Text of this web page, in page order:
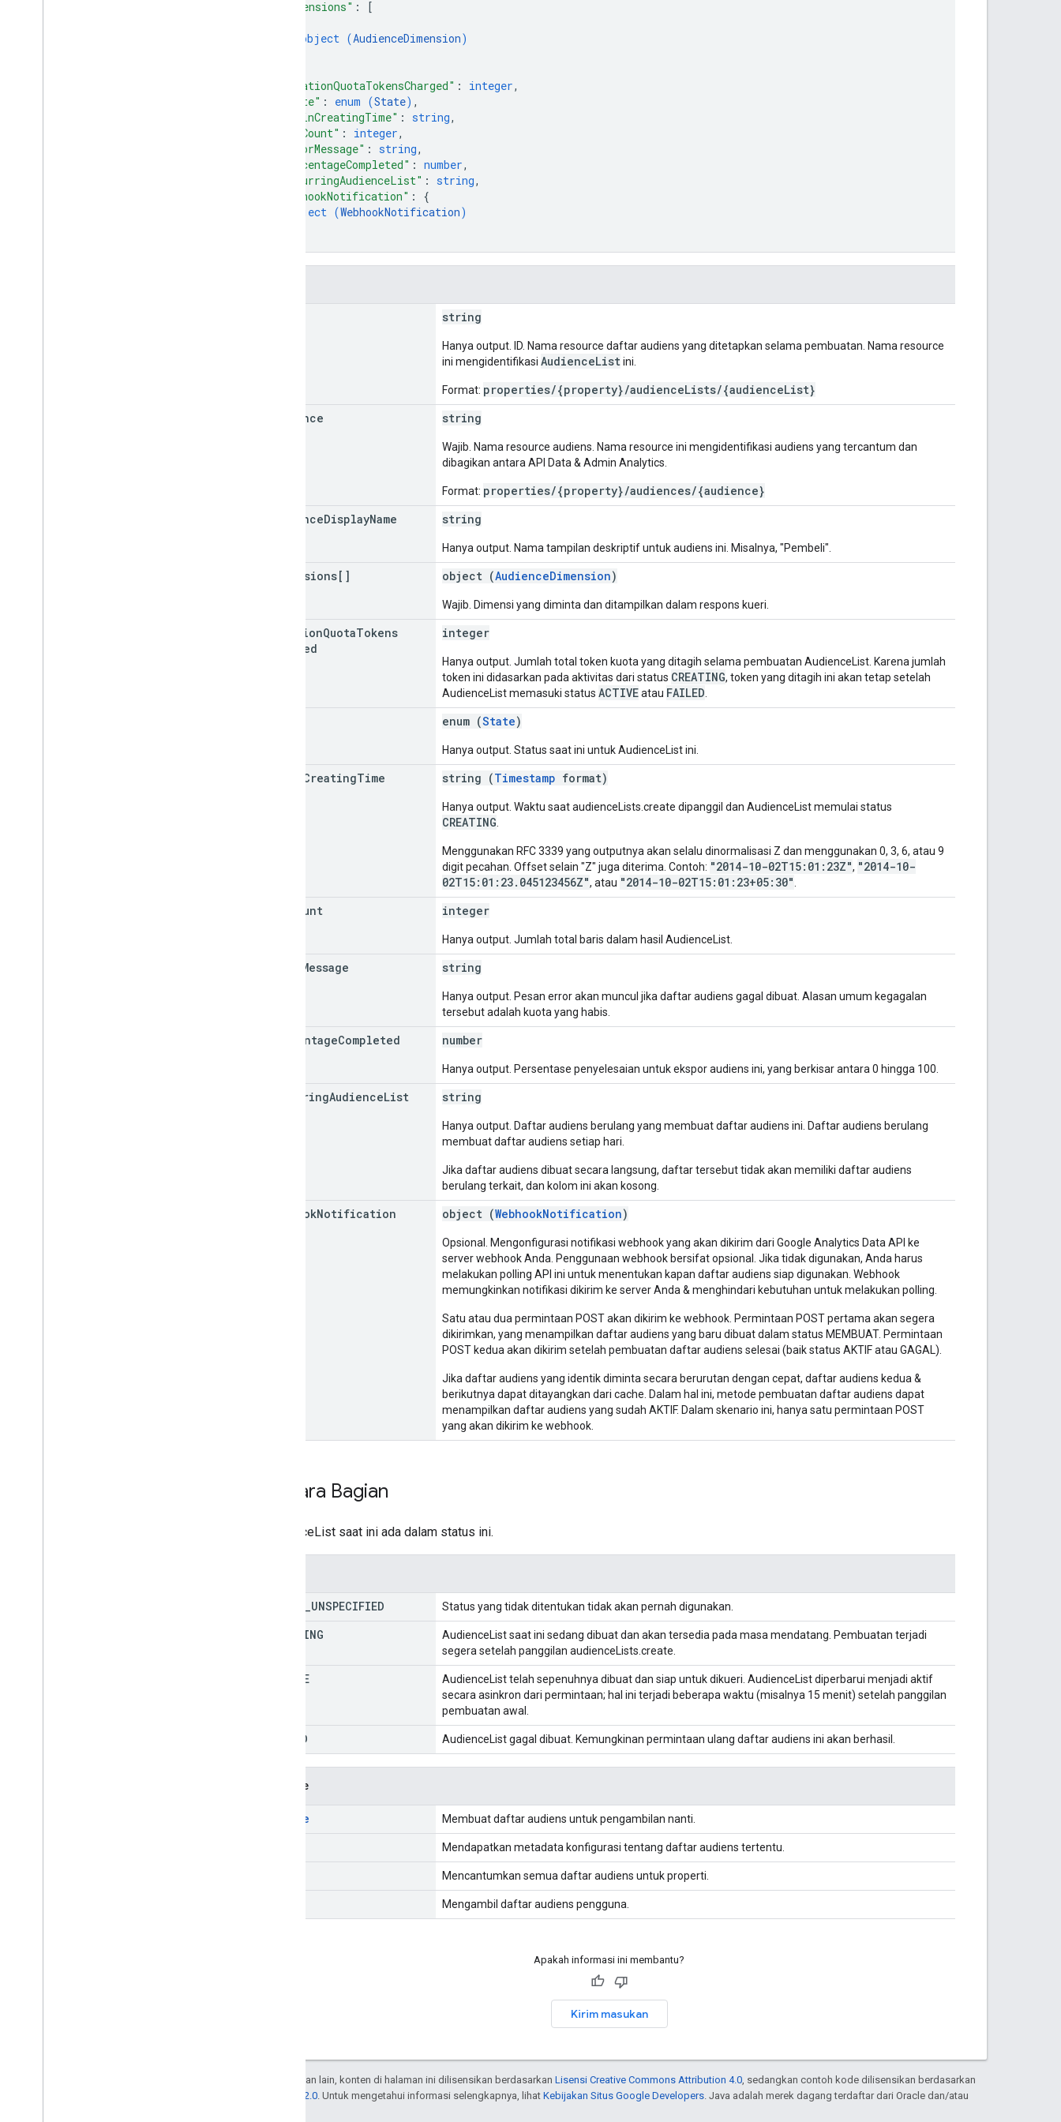
"dimensions" :
[
object (AudienceDimension)
"creationQuotaTokensCharged" : integer,
"state" : enum (State) ,
"beginCreatingTime" : string,
"rowCount" : integer,
"errorMessage" : string,
"percentageCompleted" : number,
"recurringAudienceList" : string,
"webhookNotification" : {
object (WebhookNotification)
string
Hanya output. ID. Nama resource daftar audiens yang ditetapkan selama pembuatan. Nama resource
ini mengidentifikasi AudienceListini.
Format: properties/{property}/audienceLists/{audienceList}
audience
string
Wajib. Nama resource audiens. Nama resource ini mengidentifikasi audiens yang tercantum dan
dibagikan antara API Data & Admin Analytics.
Format: properties/{property}/audiences/{audience}
audienceDisplayName string
Hanya output. Nama tampilan deskriptif untuk audiens ini. Misalnya, "Pembeli".
dimensions[] object (AudienceDimension)
Wajib. Dimensi yang diminta dan ditampilkan dalam respons kueri.
creationQuotaTokens
Charged
integer
Hanya output. Jumlah total token kuota yang ditagih selama pembuatan AudienceList. Karena jumlah
token ini didasarkan pada aktivitas dari status CREATING, token yang ditagih ini akan tetap setelah
AudienceList memasuki status ACTIVEatau FAILED
enum (State)
Hanya output. Status saat ini untuk AudienceList ini.
CreatingTime string (Timestamp format)
Hanya output. Waktu saat audienceLists.create dipanggil dan AudienceList memulai status
CREATING
Menggunakan RFC 3339 yang outputnya akan selalu dinormalisasi Z dan menggunakan 0, 3, 6, atau 9
digit pecahan. Offset selain "Z" juga diterima. Contoh: "2014-10-02T15:01:23Z", "2014-10-
02T15:01:23.045123456Z", atau "2014-10-02T15:01:23+05:30"
Count integer
Hanya output. Jumlah total baris dalam hasil AudienceList.
Message string
Hanya output. Pesan error akan muncul jika daftar audiens gagal dibuat. Alasan umum kegagalan
tersebut adalah kuota yang habis.
percentageCompleted number
Hanya output. Persentase penyelesaian untuk ekspor audiens ini, yang berkisar antara 0 hingga 100.
recurringAudienceList string
Hanya output. Daftar audiens berulang yang membuat daftar audiens ini. Daftar audiens berulang
membuat daftar audiens setiap hari.
Jika daftar audiens dibuat secara langsung, daftar tersebut tidak akan memiliki daftar audiens
berulang terkait, dan kolom ini akan kosong.
webhookNotification object (WebhookNotification)
Opsional. Mengonfigurasi notifikasi webhook yang akan dikirim dari Google Analytics Data API ke
server webhook Anda. Penggunaan webhook bersifat opsional. Jika tidak digunakan, Anda harus
melakukan polling API ini untuk menentukan kapan daftar audiens siap digunakan. Webhook
memungkinkan notifikasi dikirim ke server Anda & menghindari kebutuhan untuk melakukan polling.
Satu atau dua permintaan POST akan dikirim ke webhook. Permintaan POST pertama akan segera
dikirimkan, yang menampilkan daftar audiens yang baru dibuat dalam status MEMBUAT. Permintaan
POST kedua akan dikirim setelah pembuatan daftar audiens selesai (baik status AKTIF atau GAGAL).
Jika daftar audiens yang identik diminta secara berurutan dengan cepat, daftar audiens kedua &
berikutnya dapat ditayangkan dari cache. Dalam hal ini, metode pembuatan daftar audiens dapat
menampilkan daftar audiens yang sudah AKTIF. Dalam skenario ini, hanya satu permintaan POST
yang akan dikirim ke webhook.
Negara Bagian
AudienceList saat ini ada dalam status ini.
UNSPECIFIED Status yang tidak ditentukan tidak akan pernah digunakan.
CREATING
AudienceList saat ini sedang dibuat dan akan tersedia pada masa mendatang. Pembuatan terjadi
segera setelah panggilan audienceLists.create.
ACTIVE
AudienceList telah sepenuhnya dibuat dan siap untuk dikueri. AudienceList diperbarui menjadi aktif
secara asinkron dari permintaan; hal ini terjadi beberapa waktu (misalnya 15 menit) setelah panggilan
pembuatan awal.
FAILED AudienceList gagal dibuat. Kemungkinan permintaan ulang daftar audiens ini akan berhasil.
Metode
create Membuat daftar audiens untuk pengambilan nanti.
Mendapatkan metadata konfigurasi tentang daftar audiens tertentu.
Mencantumkan semua daftar audiens untuk properti.
Mengambil daftar audiens pengguna.
Apakah informasi ini membantu?
Kirim masukan
Kecuali dinyatakan lain, konten di halaman ini dilisensikan berdasarkan Lisensi Creative Commons Attribution 4.0 , sedangkan contoh kode dilisensikan berdasarkan
Lisensi Apache 2.0 . Untuk mengetahui informasi selengkapnya, lihat Kebijakan Situs Google Developers . Java adalah merek dagang terdaftar dari Oracle dan/atau